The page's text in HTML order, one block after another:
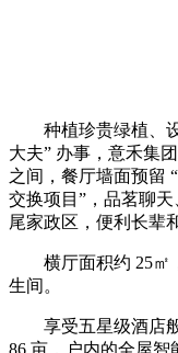
种植珍贵绿植、设
大夫” 办事，意禾集
之间，餐厅墙面预留
交换项目”，品茗聊
尾家政区，便利长辈
横厅面积约 25㎡，
生间。
享受五星级酒店般
86 亩，户内的全屋